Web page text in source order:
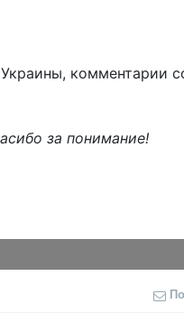
комментарии
за понимание!